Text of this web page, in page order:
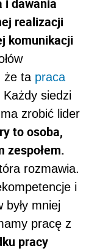
i dawania
realizacji
komunikacji
że ta praca
Każdy siedzi
zrobić lider
to osoba,
zespołem.
rozmawia.
i
były mniej
pracę z
pracy